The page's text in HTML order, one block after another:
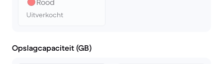
Rood
Uitverkocht
Opslagcapaciteit (GB)